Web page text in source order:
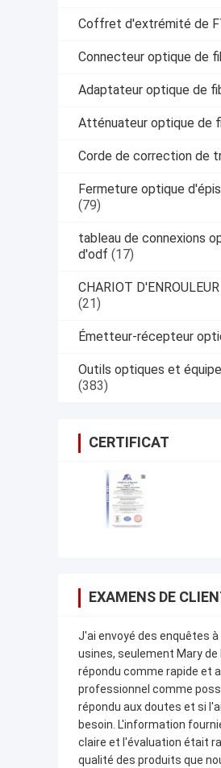
Coffret d'extrémité de
Connecteur optique de
Adaptateur optique de
Atténuateur optique de
Corde de correction de
Fermeture optique
(79)
tableau de connexions
d'odf (17)
CHARIOT
(21)
Émetteur-récepteur
Outils optiques et
(383)
CERTIFICAT
EXAMENS DE
J'ai envoyé des enquêtes
usines, seulement Mary de
répondu comme rapide et
professionnel comme
répondu aux doutes et si
besoin. L'information
claire et l'évaluation était
qualité des produits que